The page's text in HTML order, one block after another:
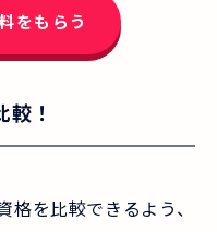
をもらう
！
を比較できるよう、